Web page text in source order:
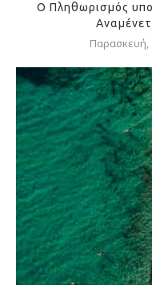
Ο Πληθωρισμός
Παρασκευή,